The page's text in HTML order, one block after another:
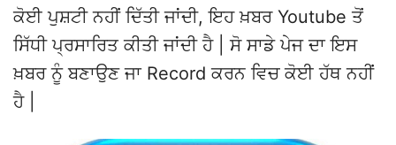
ਕੋਈ ਪੁਸ਼ਟੀ ਨਹੀਂ ਦਿੱਤੀ ਜਾਂਦੀ, ਇਹ ਖ਼ਬਰ Youtube ਤੋਂ
ਸਿੱਧੀ ਪ੍ਰਸਾਰਿਤ ਕੀਤੀ ਜਾਂਦੀ ਹੈ | ਸੋ ਸਾਡੇ ਪੇਜ ਦਾ ਇਸ
ਖ਼ਬਰ ਨੂੰ ਬਣਾਉਣ ਜਾ Record ਕਰਨ ਵਿਚ ਕੋਈ ਹੱਥ ਨਹੀਂ
ਹੈ |